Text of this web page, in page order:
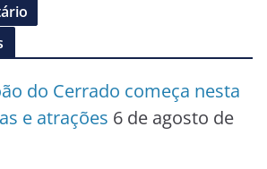
do Cerrado começa nesta
e atrações 6 de agosto de